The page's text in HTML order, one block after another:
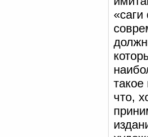
такое
что,